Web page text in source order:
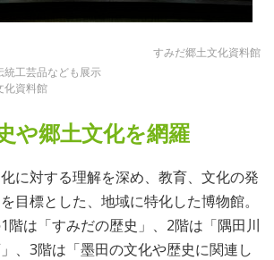
すみだ郷土文化資料館
統工芸品なども展示
化資料館
や郷土文化を網羅
に対する理解を深め、教育、文化の発
目標とした、地域に特化した博物館。
階は「すみだの歴史」、2階は「隅田川
、3階は「墨田の文化や歴史に関連し